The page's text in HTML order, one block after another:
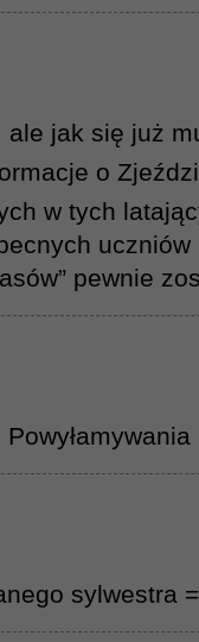
jak się już
o
w tych
pewnie
sylwestra